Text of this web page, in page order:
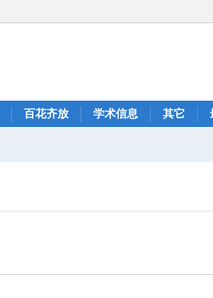
百花齐放 学术信息 其它